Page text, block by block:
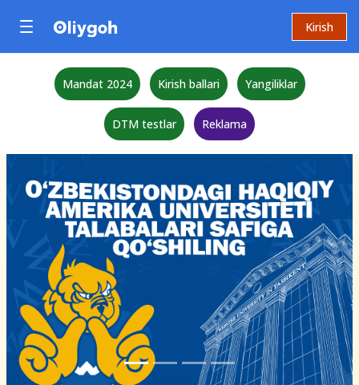
Kirish
Mandat 2024 Kirish ballari Yangiliklar
DTM testlar Reklama